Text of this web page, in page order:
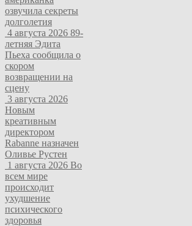
озвучила секреты
долголетия
4 августа 2026 89-
летняя Эдита
Пьеха сообщила о
скором
возвращении на
сцену
3 августа 2026
Новым
креативным
директором
Rabanne назначен
Оливье Рустен
1 августа 2026 Во
всем мире
происходит
ухудшение
психического
здоровья